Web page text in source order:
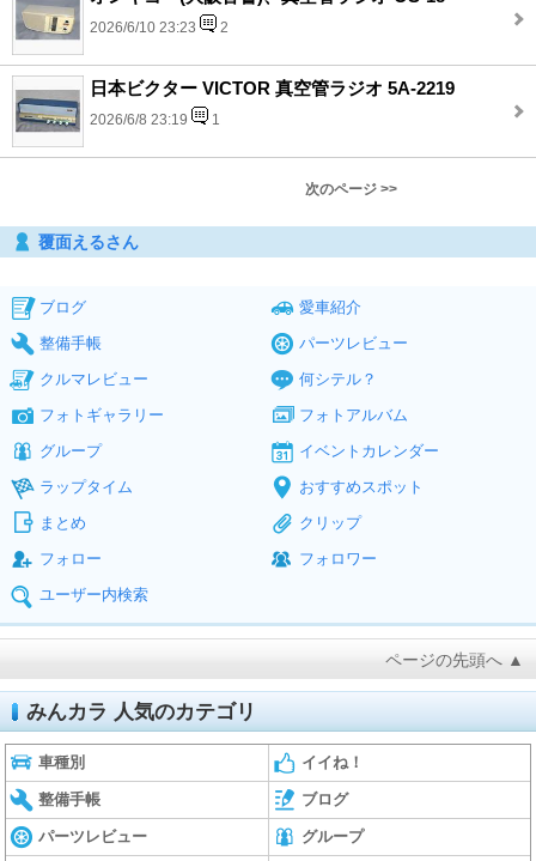
2026/6/10 23:23 2
日本ビクター VICTOR 真空管ラジオ 5A-2219
2026/6/8 23:19 1
次のページ >>
覆面えるさん
ブログ
愛車紹介
整備手帳
パーツレビュー
クルマレビュー
何シテル？
フォトギャラリー
フォトアルバム
グループ
イベントカレンダー
ラップタイム
おすすめスポット
まとめ
クリップ
フォロー
フォロワー
ユーザー内検索
ページの先頭へ ▲
みんカラ 人気のカテゴリ
車種別 イイね！
整備手帳 ブログ
パーツレビュー グループ